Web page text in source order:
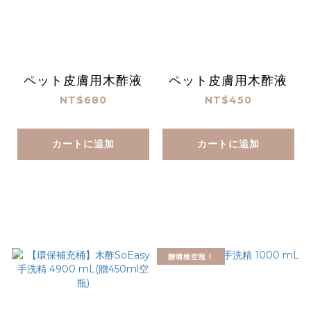
ペット皮膚用木酢液
NT$680
カートに追加
ペット皮膚用木酢液
NT$450
カートに追加
贈噴槍空瓶！